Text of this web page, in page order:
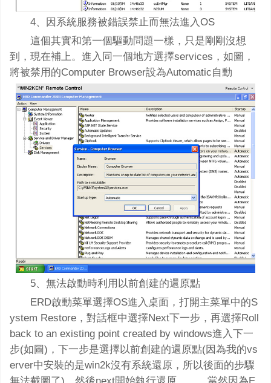
4、因系統服務被錯誤禁止而無法進入OS
這個其實和第一個驅動問題一樣，只是剛剛沒想
到，現在補上。進入同一個地方選擇services，如圖，
將被禁用的Computer Browser設為Automatic自動
5、無法啟動時利用以前創建的還原點
ERD啟動菜單選擇OS進入桌面，打開主菜單中的S
ystem Restore，對話框中選擇Next下一步，再選擇Roll
back to an existing point created by windows進入下一
步(如圖)，下一步是選擇以前創建的還原點(因為我的vs
erver中安裝的是win2k沒有系統還原，所以後面的步驟